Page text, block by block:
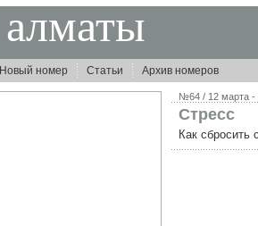
алматы
Новый номер Статьи Архив номеров
№64 / 12 марта -
Стресс
Как сбросить